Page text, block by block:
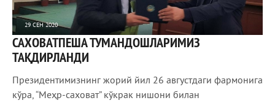
29 СЕН 2020
932 0
САХОВАТПЕША ТУМАНДОШЛАРИМИЗ
ТАҚДИРЛАНДИ
Президентимизнинг жорий йил 26 августдаги фармонига
кўра, “Меҳр-саховат” кўкрак нишони билан